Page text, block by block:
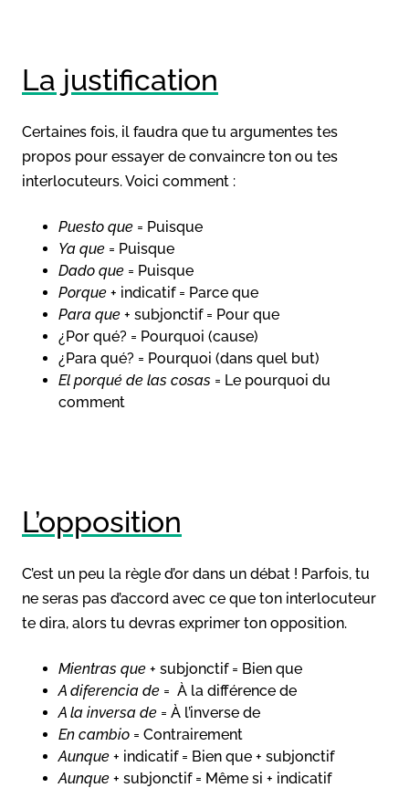
La justification
Certaines fois, il faudra que tu argumentes tes
propos pour essayer de convaincre ton ou tes
interlocuteurs. Voici comment :
Puesto que = Puisque
Ya que = Puisque
Dado que = Puisque
Porque + indicatif = Parce que
Para que + subjonctif = Pour que
¿Por qué? = Pourquoi (cause)
¿Para qué? = Pourquoi (dans quel but)
El porqué de las cosas = Le pourquoi du
comment
L’opposition
C’est un peu la règle d’or dans un débat ! Parfois, tu
ne seras pas d’accord avec ce que ton interlocuteur
te dira, alors tu devras exprimer ton opposition.
Mientras que + subjonctif = Bien que
A diferencia de = À la différence de
A la inversa de = À l’inverse de
En cambio = Contrairement
Aunque + indicatif = Bien que + subjonctif
Aunque + subjonctif = Même si + indicatif